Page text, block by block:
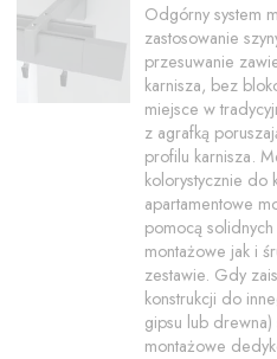
Odgórny system
zastosowanie
przesuwanie
karnisza, bez
miejsce w
z agrafką
profilu karnisza.
kolorystycznie do
apartamentowe
pomocą solidnych
montażowe jak i
zestawie. Gdy
konstrukcji do
gipsu lub drewna)
montażowe